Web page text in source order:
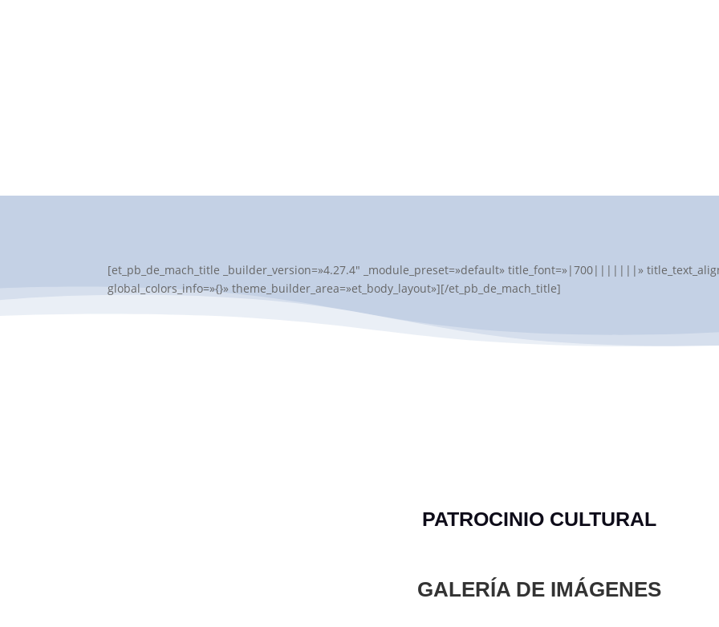
[et_pb_de_mach_title _builder_version=»4.27.4″ _module_preset=»default» title_font=»|700|||||||»
global_colors_info=»{}» theme_builder_area=»et_body_layout»][/et_pb_de_mach_title]
PATROCINIO CULTURAL
GALERÍA DE IMÁGENES